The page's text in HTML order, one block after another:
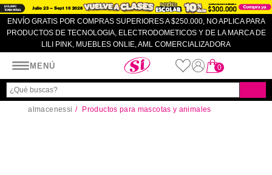
ENVÍO GRATIS POR COMPRAS SUPERIORES A $250.000, NO APLICA PARA
PRODUCTOS DE TECNOLOGIA, ELECTRODOMETICOS Y DE LA MARCA DE
LILI PINK, MUEBLES ONLIE, AML COMERCIALIZADORA
MENÚ
Almacenes SI
0
almacenessi Productos para mascotas y animales